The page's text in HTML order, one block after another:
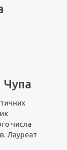
Чупа
числа
Лауреат